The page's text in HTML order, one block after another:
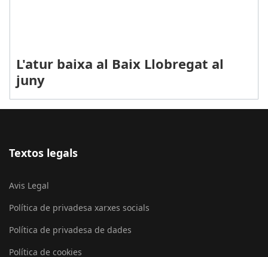
L'atur baixa al Baix Llobregat al
juny
Textos legals
Avis Legal
Política de privadesa xarxes socials
Política de privadesa de dades
Política de cookies